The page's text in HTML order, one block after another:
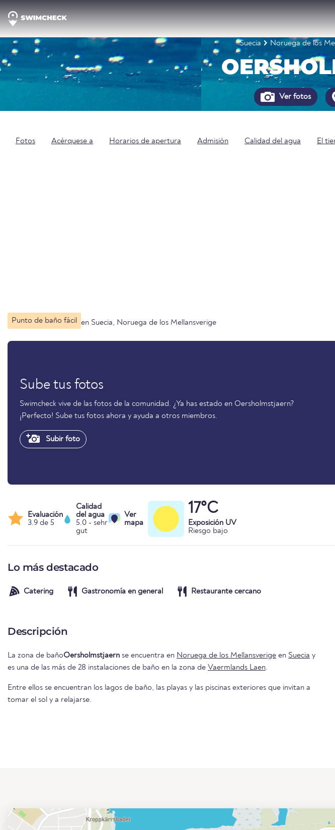
Suecia Noruega de los
Ver fotos
Fotos Acérquese a Horarios de apertura Admisión Calidad del agua El
Punto de baño fácil en Suecia, Noruega de los Mellansverige
Sube tus fotos
Swimcheck vive de las fotos de la comunidad. ¿Ya has estado en Oersholmstjaern?
¡Perfecto! Sube tus fotos ahora y ayuda a otros miembros.
Subir foto
Evaluación
3.9 de 5
Calidad
del agua
5.0 - sehr
gut
Ver
mapa
17°C
Exposición UV
Riesgo bajo
Lo más destacado
Catering Gastronomía en general Restaurante cercano
Descripción
La zona de bañoOersholmstjaern se encuentra en Noruega de los Mellansverige en Suecia y
es una de las más de 28 instalaciones de baño en la zona de Vaermlands Laen.
Entre ellos se encuentran los lagos de baño, las playas y las piscinas exteriores que invitan a
tomar el sol y a relajarse.